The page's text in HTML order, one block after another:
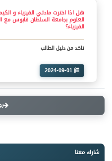
هل اذا اخترت مادتي الفيزياء و
العلوم بجامعة السلطان قابوس مع
الفيزياء؟
تاكد من دليل الطالب
شارك معنا